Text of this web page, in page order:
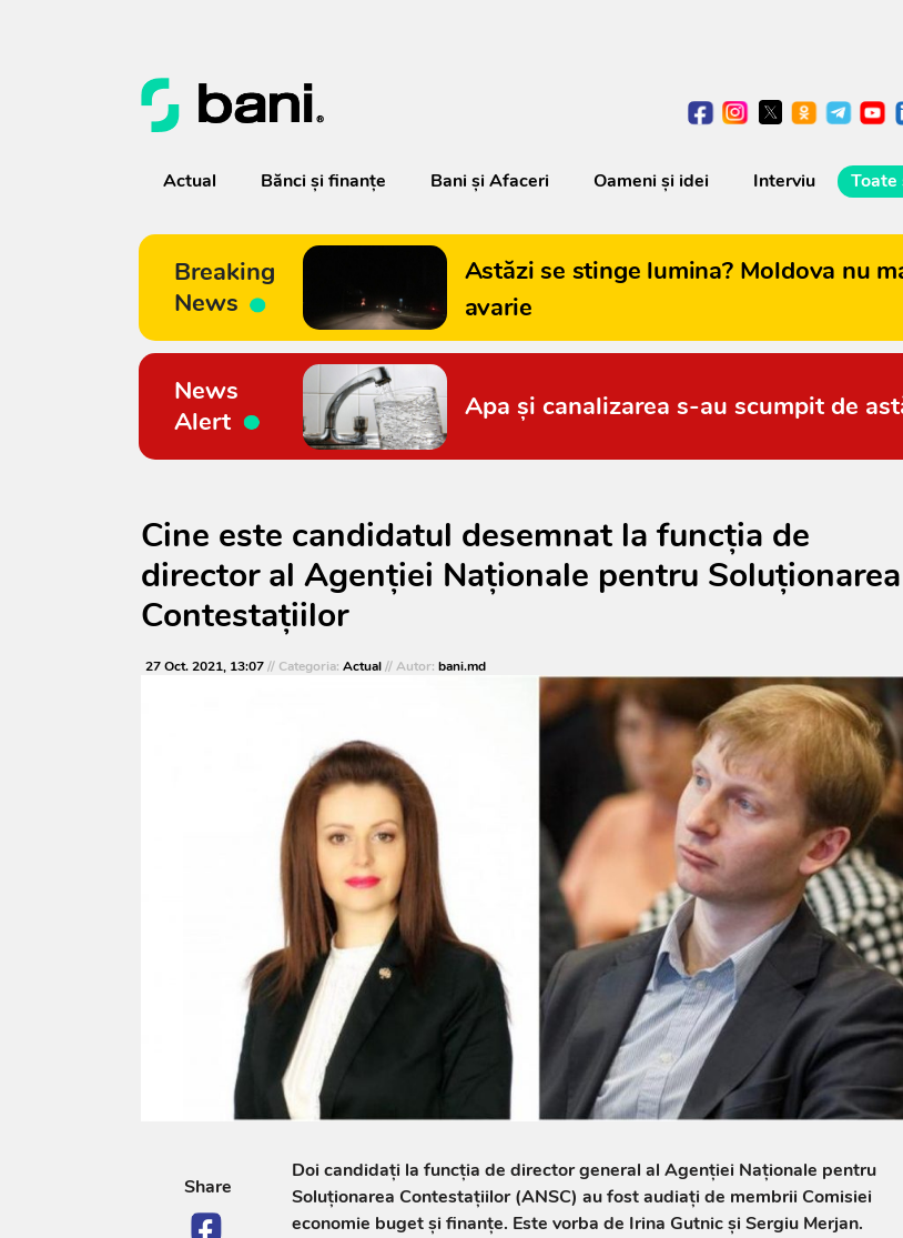
Actual Bănci şi finanţe Bani și Afaceri Oameni şi idei Interviu
Breaking
News
Astăzi se stinge lumina? Moldova nu
avarie
News
Alert
Apa și canalizarea s-au scumpit de
Cine este candidatul desemnat la funcția de
director al Agenției Naționale pentru Soluționarea
Contestațiilor
27 Oct. 2021, 13:07// Categoria: Actual// Autor: bani.md
Share
Doi candidați la funcția de director general al Agenției Naționale pentru
Soluționarea Contestațiilor (ANSC) au fost audiați de membrii Comisiei
economie buget și finanțe. Este vorba de Irina Gutnic și Sergiu Merjan.